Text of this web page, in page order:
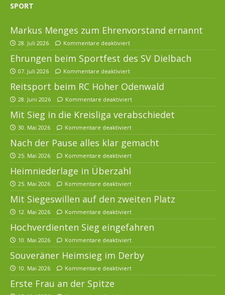
SPORT
Markus Menges zum Ehrenvorstand ernannt
28. Juli 2026 Kommentare deaktiviert
Ehrungen beim Sportfest des SV Dielbach
07. Juli 2026 Kommentare deaktiviert
Reitsport beim RC Hoher Odenwald
28. Juni 2026 Kommentare deaktiviert
Mit Sieg in die Kreisliga verabschiedet
30. Mai 2026 Kommentare deaktiviert
Nach der Pause alles klar gemacht
25. Mai 2026 Kommentare deaktiviert
Heimniederlage in Überzahl
25. Mai 2026 Kommentare deaktiviert
Mit Siegeswillen auf den zweiten Platz
12. Mai 2026 Kommentare deaktiviert
Hochverdienten Sieg eingefahren
10. Mai 2026 Kommentare deaktiviert
Souveräner Heimsieg im Derby
10. Mai 2026 Kommentare deaktiviert
Erste Frau an der Spitze